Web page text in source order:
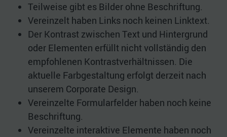
Teilweise gibt es Bilder ohne Beschriftung.
Vereinzelt haben Links noch keinen Linktext.
Der Kontrast zwischen Text und Hintergrund
oder Elementen erfüllt nicht vollständig den
empfohlenen Kontrastverhältnissen. Die
aktuelle Farbgestaltung erfolgt derzeit nach
unserem Corporate Design.
Vereinzelte Formularfelder haben noch keine
Beschriftung.
Vereinzelte interaktive Elemente haben noch